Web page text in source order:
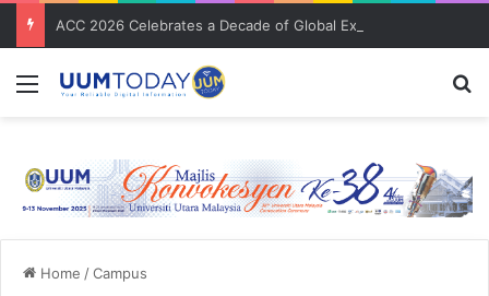
Menu
Home /Campus